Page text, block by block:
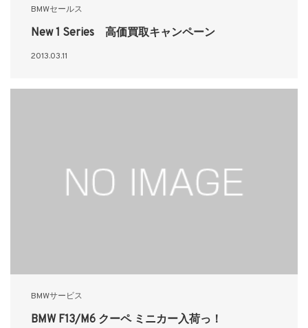
BMWセールス
New 1 Series 高価買取キャンペーン
2013.03.11
BMWサービス
BMW F13/M6 クーペ ミニカー入荷っ！